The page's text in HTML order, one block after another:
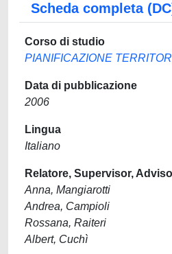
Scheda completa
Corso di studio
PIANIFICAZIONE
Data di pubblicazione
2006
Lingua
Italiano
Relatore, Supervisor,
Anna, Mangiarotti
Andrea, Campioli
Rossana, Raiteri
Albert, Cuchì